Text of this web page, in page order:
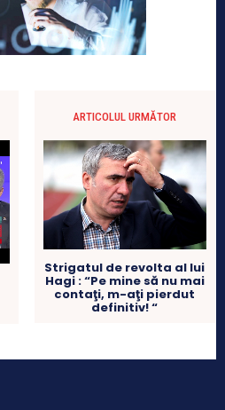
ARTICOLUL URMĂTOR
Strigatul de revolta al lui
Hagi : “Pe mine să nu mai
contaţi, m-aţi pierdut
definitiv! “